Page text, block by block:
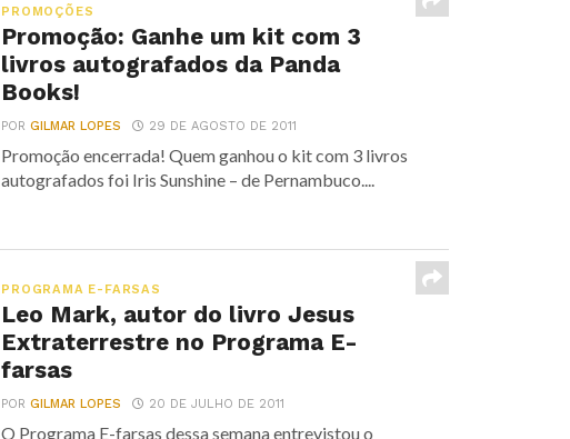
PROMOÇÕES
Promoção: Ganhe um kit com 3
livros autografados da Panda
Books!
PORGILMAR LOPES 29 DE AGOSTO DE 2011
Promoção encerrada! Quem ganhou o kit com 3 livros
autografados foi Iris Sunshine – de Pernambuco....
PROGRAMA E-FARSAS
Leo Mark, autor do livro Jesus
Extraterrestre no Programa E-
farsas
PORGILMAR LOPES 20 DE JULHO DE 2011
O Programa E-farsas dessa semana entrevistou o